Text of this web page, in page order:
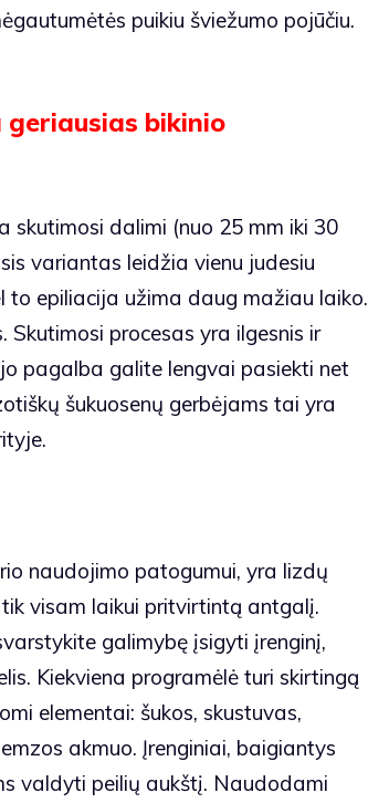
puikiu šviežumo pojūčiu.
geriausias bikinio
skutimosi dalimi (nuo 25 mm iki 30
variantas leidžia vienu judesiu
epiliacija užima daug mažiau laiko.
Skutimosi procesas yra ilgesnis ir
pagalba galite lengvai pasiekti net
šukuosenų gerbėjams tai yra
naudojimo patogumui, yra lizdų
visam laikui pritvirtintą antgalį.
galimybę įsigyti įrenginį,
Kiekviena programėlė turi skirtingą
elementai: šukos, skustuvas,
akmuo. Įrenginiai, baigiantys
valdyti peilių aukštį. Naudodami